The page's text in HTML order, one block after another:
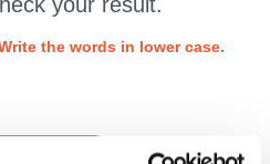
the words in lower case.